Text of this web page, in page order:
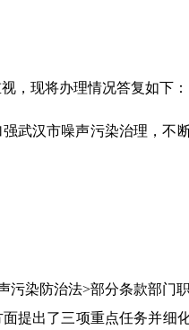
，现将办理情况答复如下：
武汉市噪声污染治理，
染防治法>部分条款部
出了三项重点任务并细